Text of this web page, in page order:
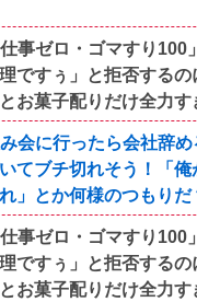
事ゼロ・ゴマすり100
ですぅ」と拒否する
お菓子配りだけ全力す
会に行ったら会社辞
てブチ切れそう！「俺
」とか何様のつもりだ
事ゼロ・ゴマすり100
ですぅ」と拒否する
お菓子配りだけ全力す